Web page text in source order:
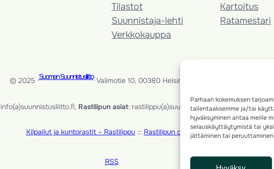
Parhaan kokemuksen
tallentaaksemme ja/tai
hyväksyminen antaa meille
selauskäyttäytymistä tai
jättäminen tai
Tilastot
Suunnistaja-lehti
Verkkokauppa
Kartoitus
Ratamestari
© 2025 ·Suomen Suunnistusliitto· Valimotie 10, 00380 Helsinki, Finland
info(a)suunnistusliitto.fi, Rastilipun asiat: rastilippu(a)suunnistusliitto.fi
Kilpailut ja kuntorastit – Rastilippu::: Rastilipun ohjeet
RSS